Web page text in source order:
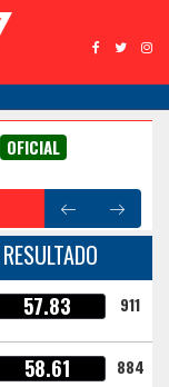
OFICIAL
RESULTADO
57.83 911
58.61 884